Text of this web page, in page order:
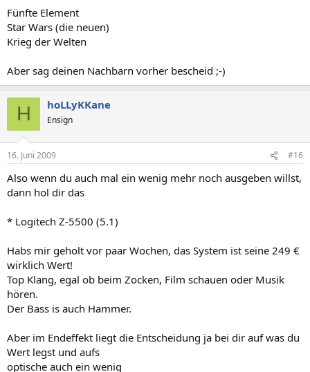
Fünfte Element
Star Wars (die neuen)
Krieg der Welten
Aber sag deinen Nachbarn vorher bescheid ;-)
H hoLLyKKane
Ensign
16. Juni 2009 #16
Also wenn du auch mal ein wenig mehr noch ausgeben willst,
dann hol dir das
* Logitech Z-5500 (5.1)
Habs mir geholt vor paar Wochen, das System ist seine 249 €
wirklich Wert!
Top Klang, egal ob beim Zocken, Film schauen oder Musik
hören.
Der Bass is auch Hammer.
Aber im Endeffekt liegt die Entscheidung ja bei dir auf was du
Wert legst und aufs
optische auch ein wenig